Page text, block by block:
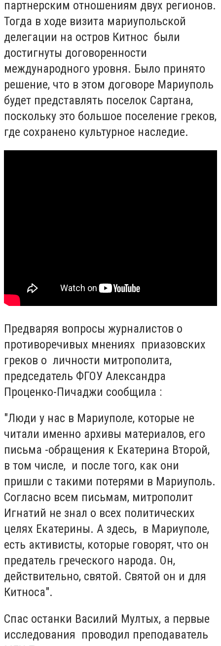
партнерским отношениям двух регионов.
Тогда в ходе визита мариупольской
делегации на остров Китнос были
достигнуты договоренности
международного уровня. Было принято
решение, что в этом договоре Мариуполь
будет представлять поселок Сартана,
поскольку это большое поселение греков,
где сохранено культурное наследие.
Предваряя вопросы журналистов о
противоречивых мнениях приазовских
греков о личности митрополита,
председатель ФГОУ Александра
Проценко-Пичаджи сообщила :
"Люди у нас в Мариуполе, которые не
читали именно архивы материалов, его
письма -обращения к Екатерина Второй,
в том числе, и после того, как они
пришли с такими потерями в Мариуполь.
Согласно всем письмам, митрополит
Игнатий не знал о всех политических
целях Екатерины. А здесь, в Мариуполе,
есть активисты, которые говорят, что он
предатель греческого народа. Он,
действительно, святой. Святой он и для
Китноса".
Спас останки Василий Мултых, а первые
исследования проводил преподаватель